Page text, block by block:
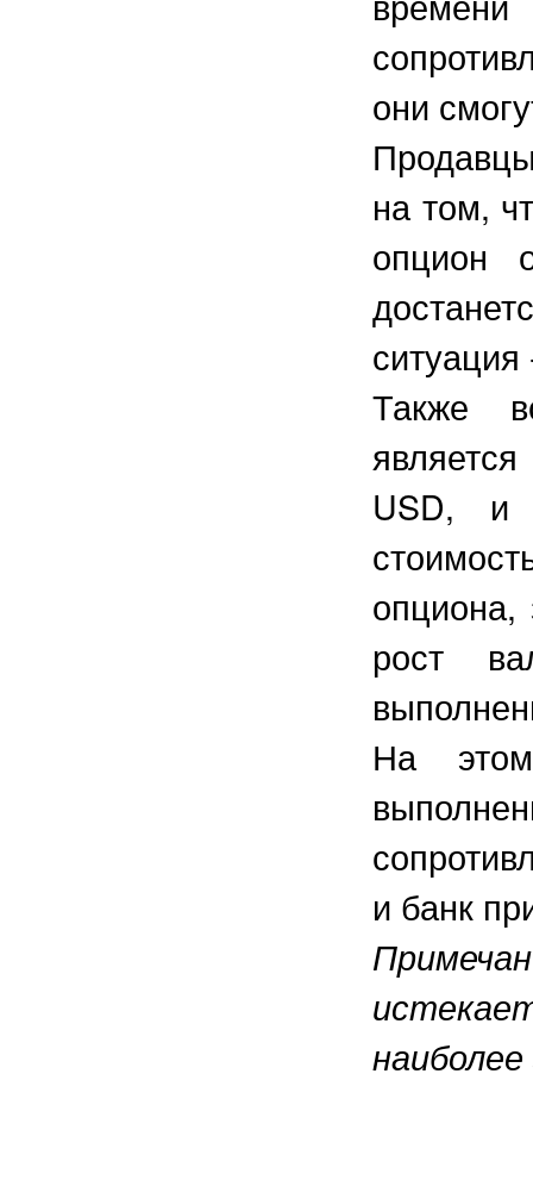
они
на том,
опцион
Также
USD, и
опциона,
рост
На
и банк